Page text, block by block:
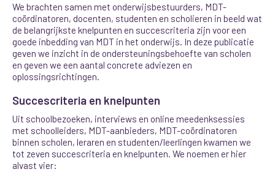
We brachten samen met onderwijsbestuurders, MDT-
coördinatoren, docenten, studenten en scholieren in beeld wat
de belangrijkste knelpunten en succescriteria zijn voor een
goede inbedding van MDT in het onderwijs. In deze publicatie
geven we inzicht in de ondersteuningsbehoefte van scholen
en geven we een aantal concrete adviezen en
oplossingsrichtingen.
Succescriteria en knelpunten
Uit schoolbezoeken, interviews en online meedenksessies
met schoolleiders, MDT-aanbieders, MDT-coördinatoren
binnen scholen, leraren en studenten/leerlingen kwamen we
tot zeven succescriteria en knelpunten. We noemen er hier
alvast vier: